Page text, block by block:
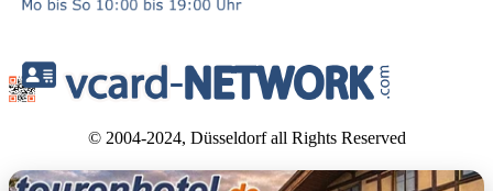
© 2004-2024, Düsseldorf all Rights Reserved